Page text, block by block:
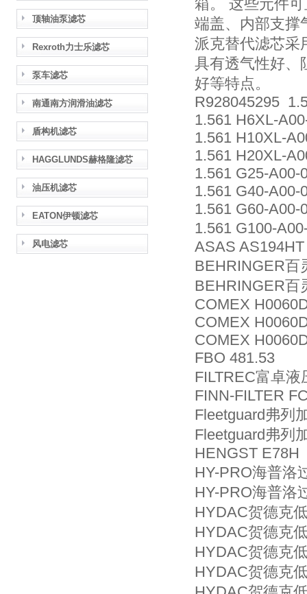
顶轴油泵滤芯
Rexroth力士乐滤芯
泵车滤芯
南通南方润滑油滤芯
盾构机滤芯
HAGGLUNDS赫格隆滤芯
油压机滤芯
EATON伊顿滤芯
风电滤芯
箱。 这些元件
端盖、内部支撑
派克替代滤芯采
具有透气性好、
好等特点。
R928045295
1.561 H6XL-
1.561 H10XL-
1.561 H20XL-
1.561 G25-
1.561 G40-
1.561 G60-
1.561 G100-
ASAS AS194HT
BEHRINGER百
BEHRINGER百
COMEX
COMEX
COMEX
FBO 481.53
FILTREC富卓
FINN-FILTER
Fleetguard弗列
Fleetguard弗列
HENGST E78H
HY-PRO海普洛
HY-PRO海普洛
HYDAC贺德克
HYDAC贺德克
HYDAC贺德克
HYDAC贺德克